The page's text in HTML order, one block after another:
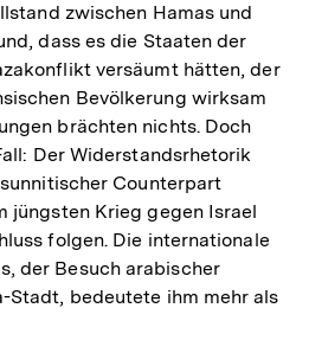
zwischen Hamas und
dass es die Staaten der
versäumt hätten, der
Bevölkerung wirksam
brächten nichts. Doch
Der Widerstandsrhetorik
Counterpart
jüngsten Krieg gegen Israel
folgen. Die internationale
der Besuch arabischer
Stadt, bedeutete ihm mehr als